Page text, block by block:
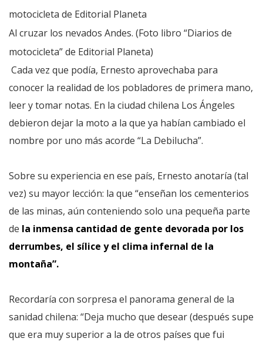
Al cruzar los nevados Andes. (Foto libro “Diarios de
motocicleta” de Editorial Planeta)
Cada vez que podía, Ernesto aprovechaba para
conocer la realidad de los pobladores de primera mano,
leer y tomar notas. En la ciudad chilena Los Ángeles
debieron dejar la moto a la que ya habían cambiado el
nombre por uno más acorde “La Debilucha”.
Sobre su experiencia en ese país, Ernesto anotaría (tal
vez) su mayor lección: la que “enseñan los cementerios
de las minas, aún conteniendo solo una pequeña parte
de la inmensa cantidad de gente devorada por los
derrumbes, el sílice y el clima infernal de la
montaña”.
Recordaría con sorpresa el panorama general de la
sanidad chilena: “Deja mucho que desear (después supe
que era muy superior a la de otros países que fui